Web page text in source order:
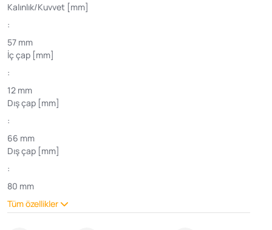
Kalınlık/Kuvvet [mm]
:
57 mm
İç çap [mm]
:
12 mm
Dış çap [mm]
:
66 mm
Dış çap [mm]
:
80 mm
Tüm özellikler